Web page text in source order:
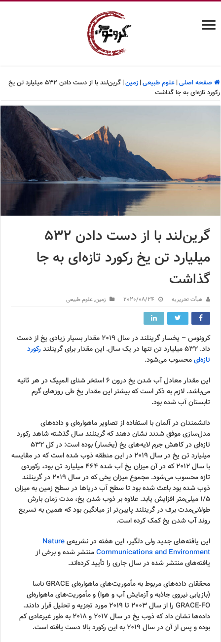
صفحه اصلی| علوم طبیعی| زمین|
گرین‌لند با از دست دادن ۵۳۲ میلیارد تن یخ
رکورد تازه‌ای به جا گذاشت
گرین‌لند با از دست دادن ۵۳۲
میلیارد تن یخ رکورد تازه‌ای به جا
گذاشت
هیأت تحریریه 2020/08/24 زمین,علوم طبیعی
کرونوس – یخسار گرینلند در سال ۲۰۱۹ مقدار بسیار زیادی یخ از دست
داد. ۵۳۲ میلیارد تن تنها در یک سال. این مقدار برای گرینلند
رکورد
تازه‌ایمحسوب می‌شود.
این مقدار معادل آب شدن یخ درون ۶ استخر شنای المپیک در هر ثانیه
می‌باشد. لازم به ذکر است که بیشتر این مقدار یخ طی روزهای گرم
تابستان آب شده بود.
دانشمندان در آلمان با استفاده از تصاویر ماهواره‌ای و داده‌های
مدل‌سازی موفق شدند نشان دهند که گرینلند سال گذشته شاهد رکورد
تازه‌ای در کاهش جرم لایه‌های یخ (یخسار) بوده است: در کل ۵۳۲
میلیارد تن یخ در سال ۲۰۱۹ در این منطقه ذوب شده است که در مقایسه
با سال ۲۰۱۲ که در آن میزان یخ آب شده ۴۶۴ میلیارد تن بود، رکوردی
تازه محسوب می‌شود. مجموع میزان یخی که در سال ۲۰۱۹ در گرینلند
ذوب شده بود باعث شده بود تا سطح آب دریاها در سطح زمین به میزان
۱/۵ میلی‌متر افزایش یابد. علاوه بر ذوب شدن یخ، مدت زمان بارش
طولانی‌مدت برف در گرینلند پایین‌تر از میانگین بود که همین به تسریع
روند آب شدن یخ کمک کرده است.
این یافته‌های جدید ولی دلگیر، این هفته در نشریه‌یNature
Communications and Environmentمنتشر شده و برخی از
یافته‌های منتشر شده در سال جاری را تأیید کرده‌اند.
محققان داده‌های مربوط به مأموریت‌های ماهواره‌ای GRACE ناسا
(بازیابی نیروی جاذبه و آزمایش آب و هوا) و مأموریت‌های ماهواره‌ای
GRACE-FO را از سال ۲۰۰۳ تا ۲۰۱۹ مورد تجزیه و تحلیل قرار دادند.
داده‌ها نشان داد که ذوب یخ در سال ۲۰۱۷ و ۲۰۱۸ به طور غیرعادی کم
بوده و پس از آن در سال ۲۰۱۹ به این رکورد بالا دست یافته است.